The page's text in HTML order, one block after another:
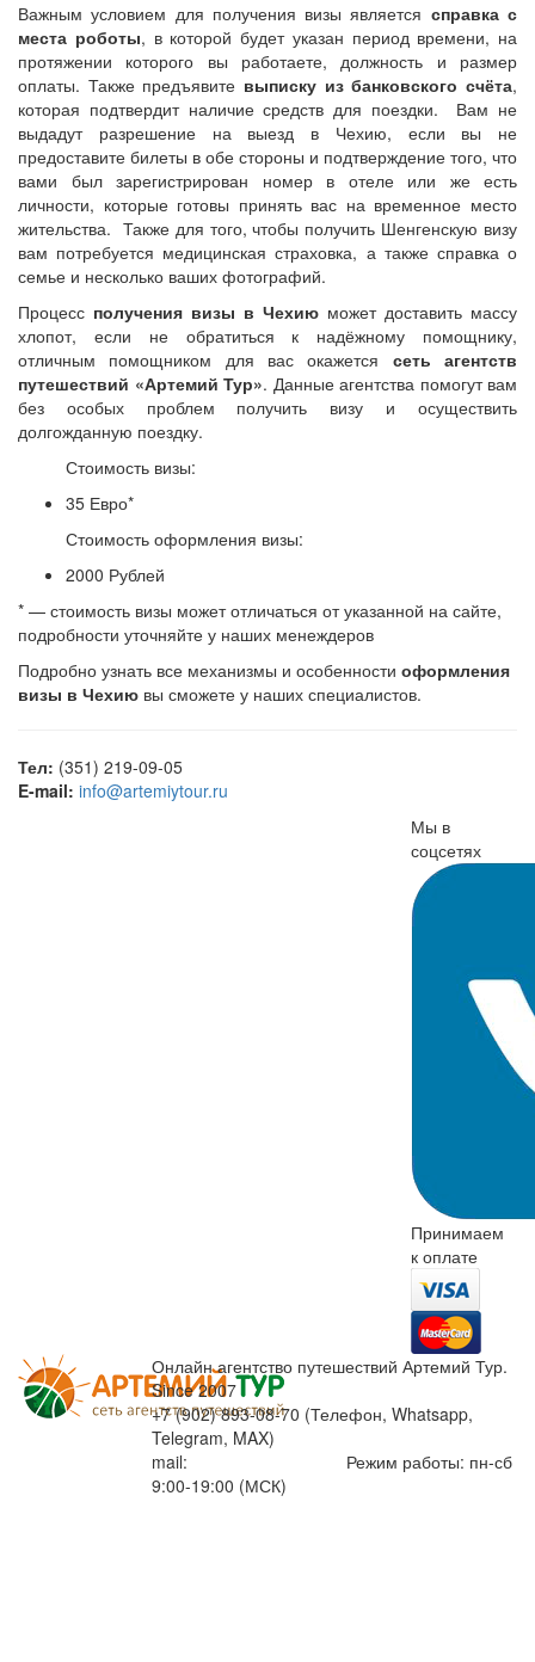
Важным условием для получения визы является справка с
места роботы, в которой будет указан период времени, на
протяжении которого вы работаете, должность и размер
оплаты. Также предъявите выписку из банковского счёта,
которая подтвердит наличие средств для поездки. Вам не
выдадут разрешение на выезд в Чехию, если вы не
предоставите билеты в обе стороны и подтверждение того, что
вами был зарегистрирован номер в отеле или же есть
личности, которые готовы принять вас на временное место
жительства. Также для того, чтобы получить Шенгенскую визу
вам потребуется медицинская страховка, а также справка о
семье и несколько ваших фотографий.
Процесс получения визы в Чехию может доставить массу
хлопот, если не обратиться к надёжному помощнику,
отличным помощником для вас окажется сеть агентств
путешествий «Артемий Тур». Данные агентства помогут вам
без особых проблем получить визу и осуществить
долгожданную поездку.
Стоимость визы:
35 Евро*
Стоимость оформления визы:
2000 Рублей
* — стоимость визы может отличаться от указанной на сайте,
подробности уточняйте у наших менеждеров
Подробно узнать все механизмы и особенности оформления
визы в Чехию вы сможете у наших специалистов.
Тел: (351) 219-09-05
E-mail: info@artemiytour.ru
Мы в
соцсетях
Принимаем
к оплате
Онлайн агентство путешествий Артемий Тур.
Since 2007
+7 (902) 893-08-70 (Телефон, Whatsapp,
Telegram, MAX)
mail:
Режим работы: пн-сб
9:00-19:00 (МСК)